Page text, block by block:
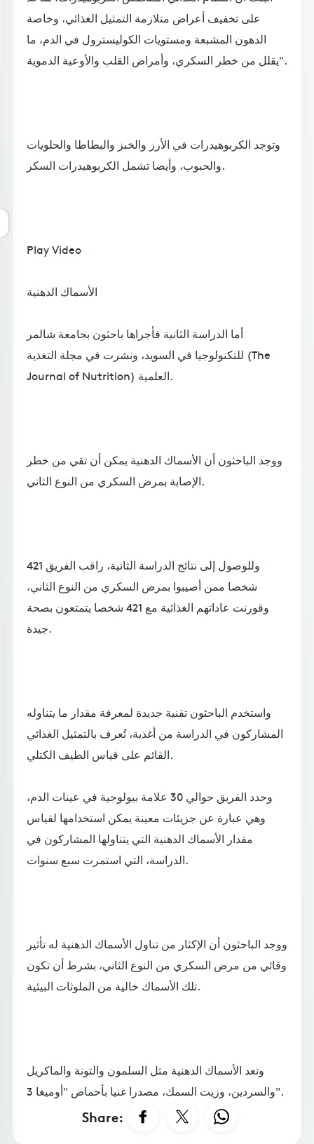
على تخفيف أعراض متلازمة التمثيل الغذائي، وخاصة
الدهون المشبعة ومستويات الكوليسترول في الدم، ما
يقلل من خطر السكري، وأمراض القلب والأوعية الدموية".
وتوجد الكربوهيدرات في الأرز والخبز والبطاطا والحلويات
والحبوب، وأيضا تشمل الكربوهيدرات السكر.
Play Video
الأسماك الدهنية
أما الدراسة الثانية فأجراها باحثون بجامعة شالمر
للتكنولوجيا في السويد، ونشرت في مجلة التغذية (The
Journal of Nutrition) العلمية.
ووجد الباحثون أن الأسماك الدهنية يمكن أن تقي من خطر
الإصابة بمرض السكري من النوع الثاني.
وللوصول إلى نتائج الدراسة الثانية، راقب الفريق 421
شخصا ممن أصيبوا بمرض السكري من النوع الثاني،
وقورنت عاداتهم الغذائية مع 421 شخصا يتمتعون بصحة
جيدة.
واستخدم الباحثون تقنية جديدة لمعرفة مقدار ما يتناوله
المشاركون في الدراسة من أغذية، تُعرف بالتمثيل الغذائي
القائم على قياس الطيف الكتلي.
وحدد الفريق حوالي 30 علامة بيولوجية في عينات الدم،
وهي عبارة عن جزيئات معينة يمكن استخدامها لقياس
مقدار الأسماك الدهنية التي يتناولها المشاركون في
الدراسة، التي استمرت سبع سنوات.
ووجد الباحثون أن الإكثار من تناول الأسماك الدهنية له تأثير
وقائي من مرض السكري من النوع الثاني، بشرط أن تكون
تلك الأسماك خالية من الملوثات البيئية.
وتعد الأسماك الدهنية مثل السلمون والتونة والماكريل
والسردين، وزيت السمك، مصدرا غنيا بأحماض "أوميغا 3".
Share: